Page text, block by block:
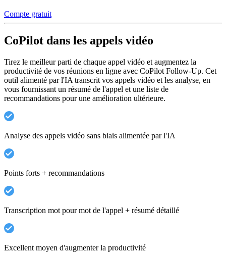
Compte gratuit
CoPilot dans les appels vidéo
Tirez le meilleur parti de chaque appel vidéo et augmentez la
productivité de vos réunions en ligne avec CoPilot Follow-Up. Cet
outil alimenté par l'IA transcrit vos appels vidéo et les analyse, en
vous fournissant un résumé de l'appel et une liste de
recommandations pour une amélioration ultérieure.
Analyse des appels vidéo sans biais alimentée par l'IA
Points forts + recommandations
Transcription mot pour mot de l'appel + résumé détaillé
Excellent moyen d'augmenter la productivité